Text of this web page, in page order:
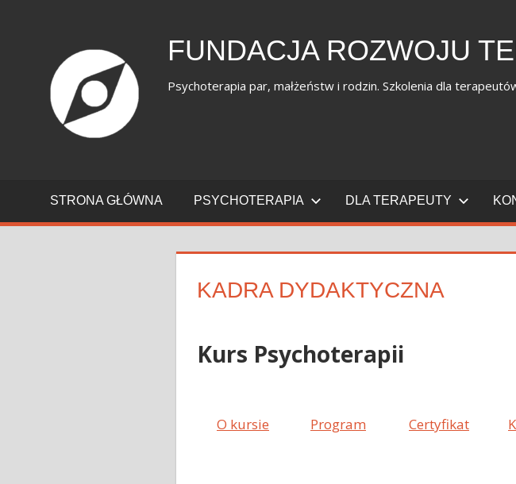
FUNDACJA ROZWOJU
Psychoterapia par, małżeństw i rodzin. Szkolenia dla
STRONA GŁÓWNA PSYCHOTERAPIA DLA TERAPEUTY
KADRA DYDAKTYCZNA
Kurs Psychoterapii
O kursie Program Certyfikat